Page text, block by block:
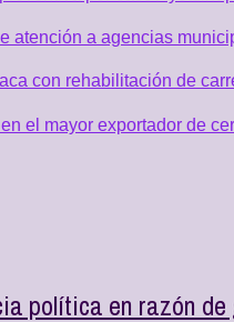
atención a agencias
con rehabilitación de
el mayor exportador de
política en razón